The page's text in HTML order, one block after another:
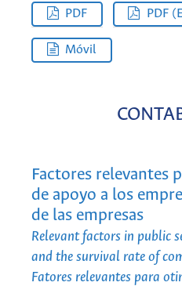
PDF PDF
Móvil
Factores relevantes
de apoyo a los
de las empresas
Relevant factors in public
and the survival rate of
Fatores relevantes para